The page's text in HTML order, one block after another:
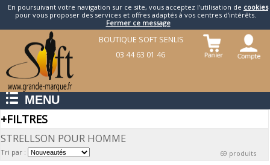
En poursuivant votre navigation sur ce site, vous acceptez l'utilisation de cookies
pour vous proposer des services et offres adaptés à vos centres d'intérêts.
Fermer ce message
BOUTIQUE SOFT SENLIS
03 44 63 01 46
MENU
+FILTRES
STRELLSON POUR HOMME
Tri par : 69 produits